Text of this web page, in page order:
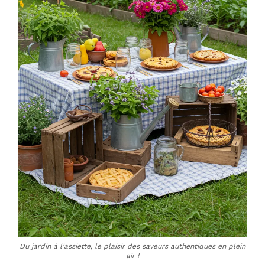
Du jardin à l’assiette, le plaisir des saveurs authentiques en plein
air !